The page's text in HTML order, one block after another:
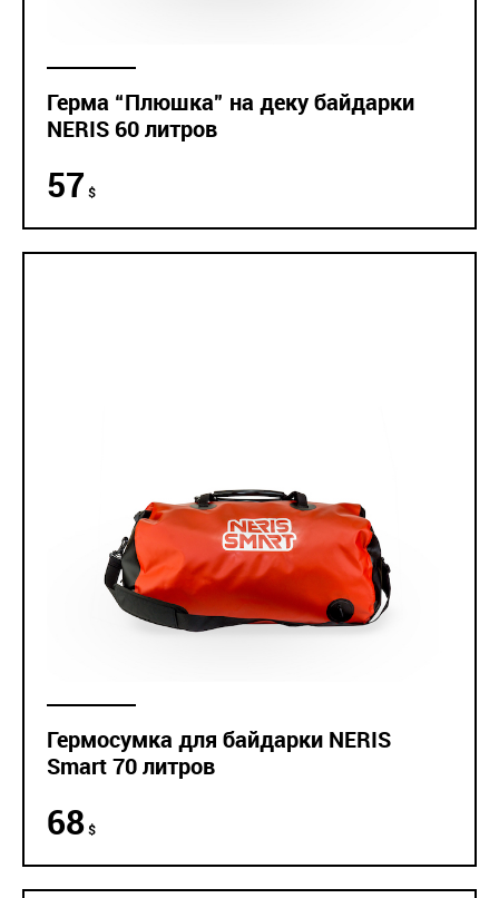
Герма “Плюшка” на деку байдарки
NERIS 60 литров
57 $
Гермосумка для байдарки NERIS
Smart 70 литров
68$